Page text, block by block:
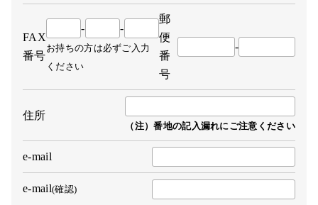
FAX
番号
- -
お持ちの方は必ずご入力
ください
郵
便
番
号
-
住所
（注）番地の記入漏れにご注意ください
e-mail
e-mail(確認)